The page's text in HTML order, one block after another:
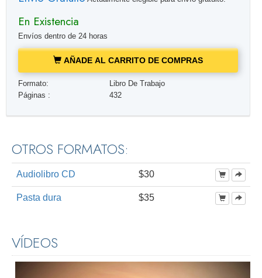
En Existencia
Envíos dentro de 24 horas
AÑADE AL CARRITO DE COMPRAS
Formato:
Libro De Trabajo
Páginas :
432
OTROS FORMATOS:
Audiolibro CD $30
Pasta dura $35
VÍDEOS